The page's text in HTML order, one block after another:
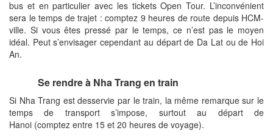
bus et en particulier avec les tickets Open Tour. L’inconvénient
sera le temps de trajet : comptez 9 heures de route depuis HCM-
ville. Si vous êtes pressé par le temps, ce n’est pas le moyen
idéal. Peut s’envisager cependant au départ de Da Lat ou de Hoi
An.
Se rendreà Nha Trang en train
Si Nha Trang est desservie par le train, la même remarque sur le
temps de transport s’impose, surtout au départ de
Hanoi (comptez entre 15 et 20 heures de voyage).